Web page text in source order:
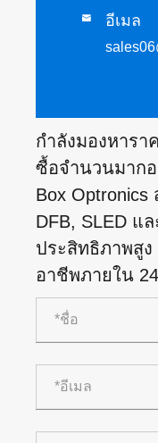
 อีเมล
กำลังมองหาร
ซื้อจำนวนมาก
Box
DFB, SLED แ
ประสิทธิภาพสู
อาชีพภายใน